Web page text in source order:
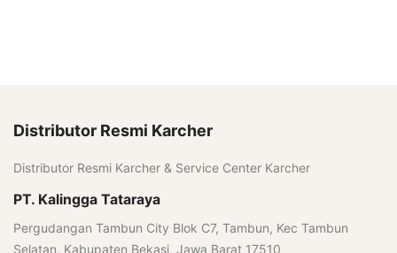
Distributor Resmi Karcher
Distributor Resmi Karcher & Service Center Karcher
PT. Kalingga Tataraya
Pergudangan Tambun City Blok C7, Tambun, Kec Tambun
Selatan, Kabupaten Bekasi, Jawa Barat 17510